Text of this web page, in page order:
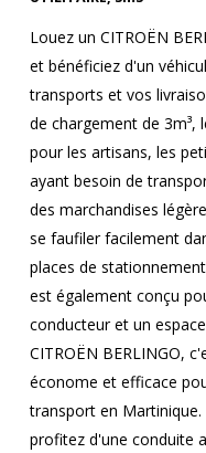
Louez un CITROËN
et bénéficiez d'un
transports et vos
de chargement de 3m³,
pour les artisans, les
ayant besoin de
des marchandises
se faufiler facilement
places de
est également conçu
conducteur et un
CITROËN BERLINGO,
économe et efficace
transport en
profitez d'une conduite